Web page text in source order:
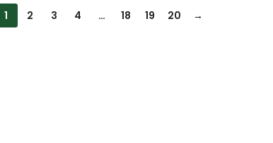
1 2 3 4 … 18 19 20 →